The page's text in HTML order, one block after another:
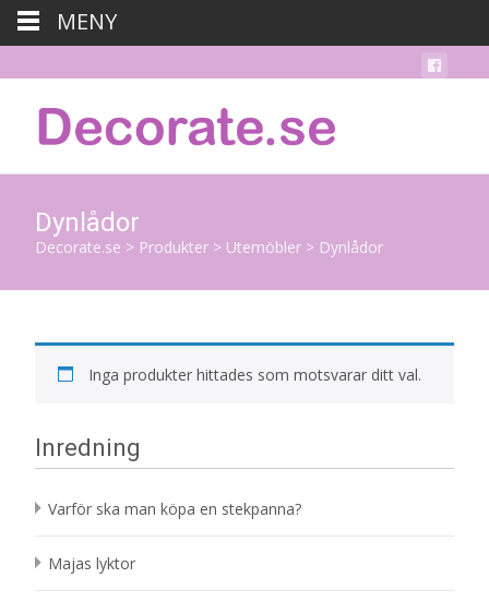
Dynlådor
Decorate.se > Produkter > Utemöbler > Dynlådor
Inga produkter hittades som motsvarar ditt val.
Inredning
Varför ska man köpa en stekpanna?
Majas lyktor
MENY